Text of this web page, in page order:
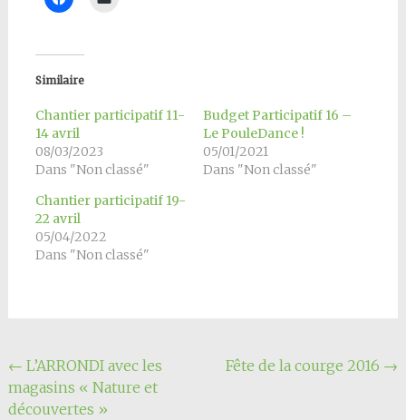
Similaire
Chantier participatif 11-
14 avril
08/03/2023
Dans "Non classé"
Budget Participatif 16 –
Le PouleDance !
05/01/2021
Dans "Non classé"
Chantier participatif 19-
22 avril
05/04/2022
Dans "Non classé"
Navigation
de
← L’ARRONDI avec les
magasins « Nature et
découvertes »
Fête de la courge 2016 →